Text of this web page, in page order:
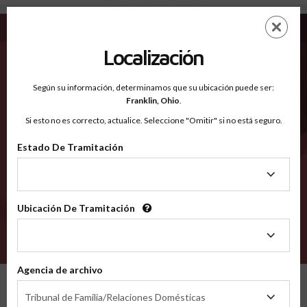
Calhoun AR - Condados Reconocidos
EN
Condados Reconocidos
2600
Localización
Según su información, determinamos que su ubicación puede ser:
Franklin, Ohio.
Si esto no es correcto, actualice. Seleccione "Omitir" si no está seguro.
Estado De Tramitación
Tramitación
Ubicación De Tramitación
Tramitación
Agencia de archivo
Tribunal de Familia/Relaciones Domésticas
de